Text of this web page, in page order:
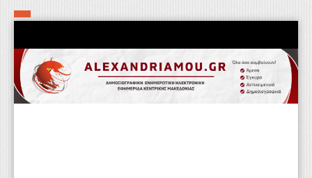
Αρχική
Τα εν δήμω εν οίκω
Πολιτιστικά-Εκκλησιαστικά